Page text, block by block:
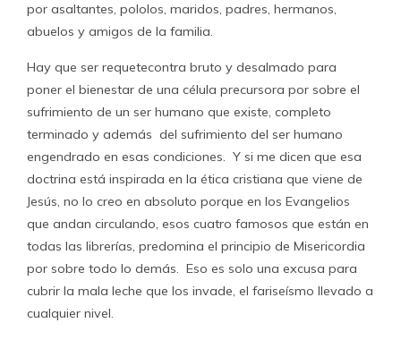
por asaltantes, pololos, maridos, padres, hermanos,
abuelos y amigos de la familia.
Hay que ser requetecontra bruto y desalmado para
poner el bienestar de una célula precursora por sobre el
sufrimiento de un ser humano que existe, completo
terminado y además del sufrimiento del ser humano
engendrado en esas condiciones. Y si me dicen que esa
doctrina está inspirada en la ética cristiana que viene de
Jesús, no lo creo en absoluto porque en los Evangelios
que andan circulando, esos cuatro famosos que están en
todas las librerías, predomina el principio de Misericordia
por sobre todo lo demás. Eso es solo una excusa para
cubrir la mala leche que los invade, el fariseísmo llevado a
cualquier nivel.